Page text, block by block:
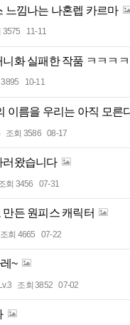
느낌나는 나혼렙 카르마
3575 11-11
화 실패한 작품 ㅋㅋㅋㅋ
10-11
이름을 우리는 아직 모른
조회 3586 08-17
러왔습니다
회 3456 07-31
든 원피스 캐릭터
조회 4665 07-22
~
조회 3852 07-02